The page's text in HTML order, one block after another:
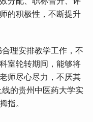
的积极性，不断提升
理安排教学工作，不
室轮转期间，能够将
师尽心尽力，不厌其
的贵州中医药大学实
指。